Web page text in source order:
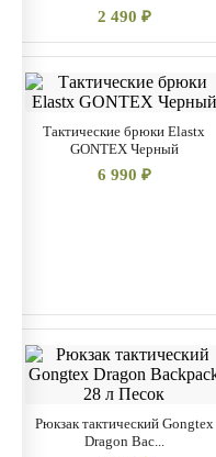
2 490 ₽
Тактические брюки Elastx
GONTEX Черный
6 990 ₽
Рюкзак тактический Gongtex
Dragon Bac...